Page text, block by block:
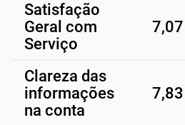
Satisfação
Geral com
Serviço
7,07
Clareza das
informações
na conta
7,83